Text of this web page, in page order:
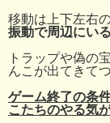
移動は上下左右
振動で周辺にい
トラップや偽の
んこが出てきて
ゲーム終了の条
こたちのやる気